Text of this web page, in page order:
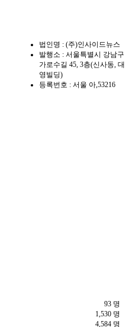
법인명 : (주)인사이드뉴스
발행소 : 서울특별시 강남구
가로수길 45, 3층(신사동, 대
영빌딩)
등록번호 : 서울 아,53216
93 명
1,530 명
4,584 명